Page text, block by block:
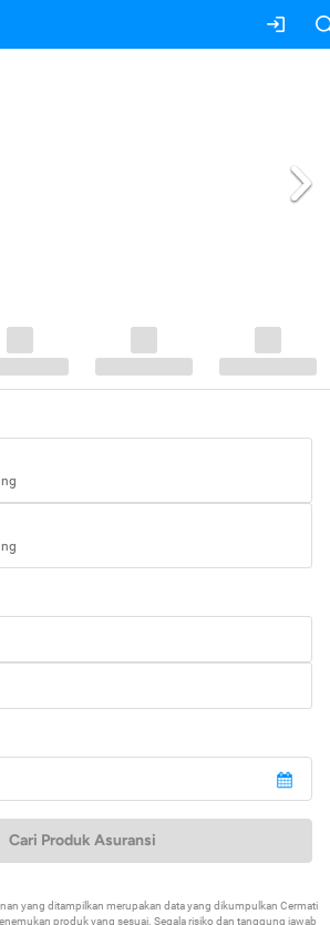
Cari Produk Asuransi
yang ditampilkan merupakan data yang dikumpulkan Cermati
produk yang sesuai. Segala risiko dan tanggung jawab